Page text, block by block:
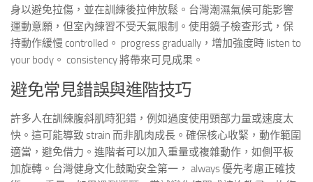
身以避免拉傷，並在訓練後拉伸放鬆。台灣潮濕氣候可能影響
運動意願，但室內練習不受天氣限制。使用鏡子檢查形式，保
持動作緩慢 controlled。 progress gradually，增加強度時 listen to
your body。 consistency 將帶來可見成果。
避免常見錯誤與進階技巧
許多人在訓練腹斜肌時犯錯，例如過度使用頸部力量或速度太
快。這可能導致 strain 而非肌肉成長。確保核心收緊，動作範圍
適當，避免借力。進階者可以加入重量或複雜動作，如側平板
加旋轉。台灣健身文化鼓勵安全第一， always 優先考慮正確技